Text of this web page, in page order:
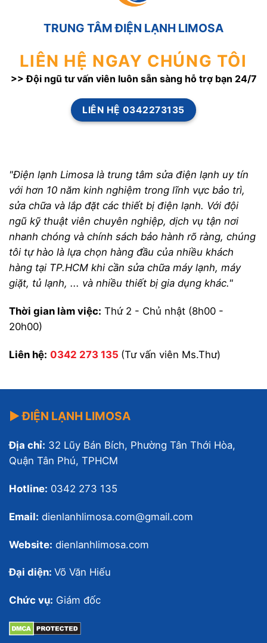
TRUNG TÂM ĐIỆN LẠNH LIMOSA
LIÊN HỆ NGAY CHÚNG TÔI
>> Đội ngũ tư vấn viên luôn sẵn sàng hỗ trợ bạn 24/7
LIÊN HỆ 0342273135
"Điện lạnh Limosa là trung tâm sửa điện lạnh uy tín
với hơn 10 năm kinh nghiệm trong lĩnh vực bảo trì,
sửa chữa và lắp đặt các thiết bị điện lạnh. Với đội
ngũ kỹ thuật viên chuyên nghiệp, dịch vụ tận nơi
nhanh chóng và chính sách bảo hành rõ ràng, chúng
tôi tự hào là lựa chọn hàng đầu của nhiều khách
hàng tại TP.HCM khi cần sửa chữa máy lạnh, máy
giặt, tủ lạnh, ... và nhiều thiết bị gia dụng khác."
Thời gian làm việc: Thứ 2 - Chủ nhật (8h00 -
20h00)
Liên hệ: 0342 273 135 (Tư vấn viên Ms.Thư)
▶ ĐIỆN LẠNH LIMOSA
Địa chỉ: 32 Lũy Bán Bích, Phường Tân Thới Hòa,
Quận Tân Phú, TPHCM
Hotline: 0342 273 135
Email: dienlanhlimosa.com@gmail.com
Website: dienlanhlimosa.com
Đại diện: Võ Văn Hiếu
Chức vụ: Giám đốc